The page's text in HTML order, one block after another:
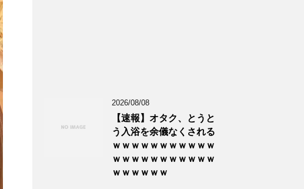
2026/08/08
【速報】オタク、とうと
う入浴を余儀なくされる
ｗｗｗｗｗｗｗｗｗｗｗ
ｗｗｗｗｗｗｗｗｗｗｗ
ｗｗｗｗｗｗ